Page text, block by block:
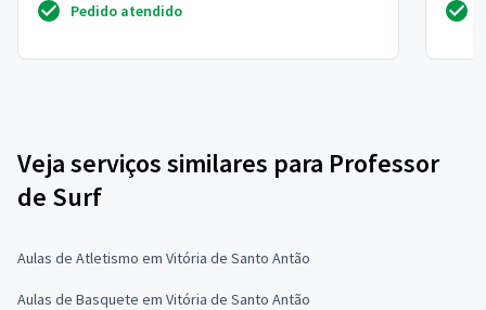
Pedido atendido
Veja serviços similares para Professor
de Surf
Aulas de Atletismo em Vitória de Santo Antão
Aulas de Basquete em Vitória de Santo Antão